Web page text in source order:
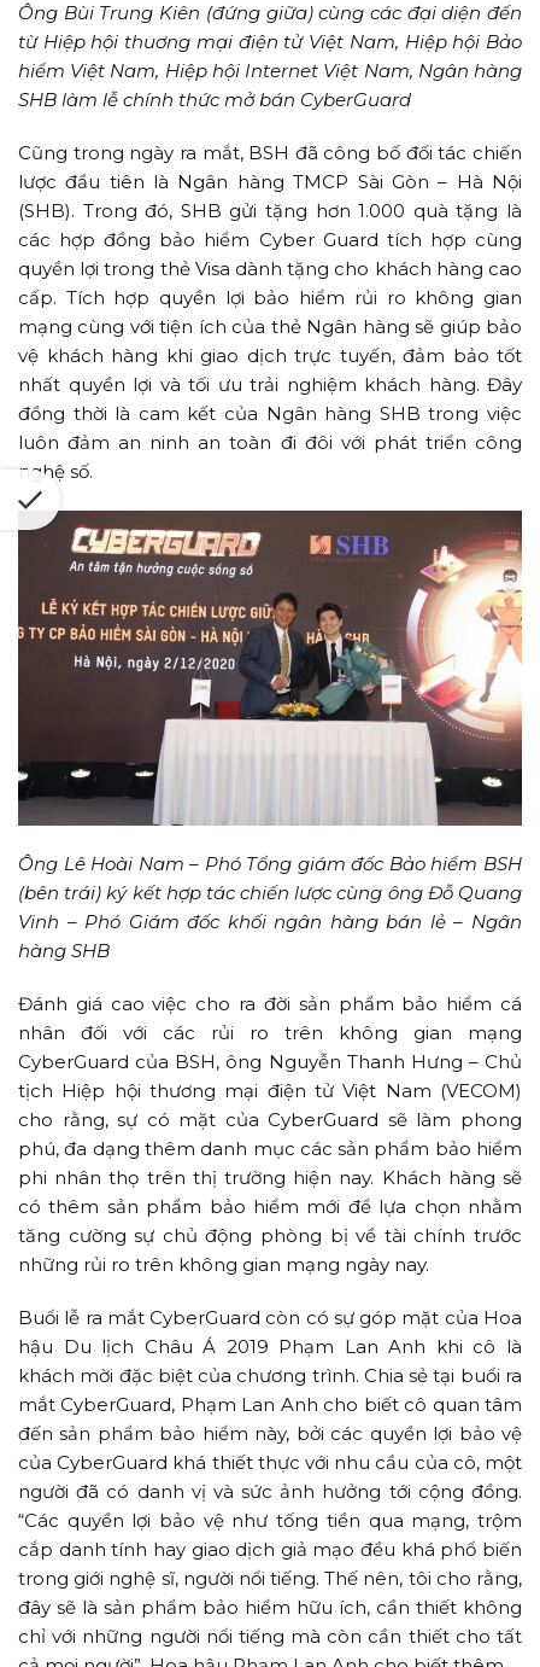
Ông Bùi Trung Kiên (đứng giữa) cùng các đại diện đến
từ Hiệp hội thuơng mại điện tử Việt Nam, Hiệp hội Bảo
hiểm Việt Nam, Hiệp hội Internet Việt Nam, Ngân hàng
SHB làm lễ chính thức mở bán CyberGuard
Cũng trong ngày ra mắt, BSH đã công bố đối tác chiến
lược đầu tiên là Ngân hàng TMCP Sài Gòn – Hà Nội
(SHB). Trong đó, SHB gửi tặng hơn 1.000 quà tặng là
các hợp đồng bảo hiểm Cyber Guard tích hợp cùng
quyền lợi trong thẻ Visa dành tặng cho khách hàng cao
cấp. Tích hợp quyền lợi bảo hiểm rủi ro không gian
mạng cùng với tiện ích của thẻ Ngân hàng sẽ giúp bảo
vệ khách hàng khi giao dịch trực tuyến, đảm bảo tốt
nhất quyền lợi và tối ưu trải nghiệm khách hàng. Đây
đồng thời là cam kết của Ngân hàng SHB trong việc
luôn đảm an ninh an toàn đi đôi với phát triển công
nghệ số.
Ông Lê Hoài Nam – Phó Tổng giám đốc Bảo hiểm BSH
(bên trái) ký kết hợp tác chiến lược cùng ông Đỗ Quang
Vinh – Phó Giám đốc khối ngân hàng bán lẻ – Ngân
hàng SHB
Đánh giá cao việc cho ra đời sản phẩm bảo hiểm cá
nhân đối với các rủi ro trên không gian mạng
CyberGuard của BSH, ông Nguyễn Thanh Hưng – Chủ
tịch Hiệp hội thương mại điện tử Việt Nam (VECOM)
cho rằng, sự có mặt của CyberGuard sẽ làm phong
phú, đa dạng thêm danh mục các sản phẩm bảo hiểm
phi nhân thọ trên thị trường hiện nay. Khách hàng sẽ
có thêm sản phẩm bảo hiểm mới để lựa chọn nhằm
tăng cường sự chủ động phòng bị về tài chính trước
những rủi ro trên không gian mạng ngày nay.
Buổi lễ ra mắt CyberGuard còn có sự góp mặt của Hoa
hậu Du lịch Châu Á 2019 Phạm Lan Anh khi cô là
khách mời đặc biệt của chương trình. Chia sẻ tại buổi ra
mắt CyberGuard, Phạm Lan Anh cho biết cô quan tâm
đến sản phẩm bảo hiểm này, bởi các quyền lợi bảo vệ
của CyberGuard khá thiết thực với nhu cầu của cô, một
người đã có danh vị và sức ảnh hưởng tới cộng đồng.
“Các quyền lợi bảo vệ như tống tiền qua mạng, trộm
cắp danh tính hay giao dịch giả mạo đều khá phổ biến
trong giới nghệ sĩ, người nổi tiếng. Thế nên, tôi cho rằng,
đây sẽ là sản phẩm bảo hiểm hữu ích, cần thiết không
chỉ với những người nổi tiếng mà còn cần thiết cho tất